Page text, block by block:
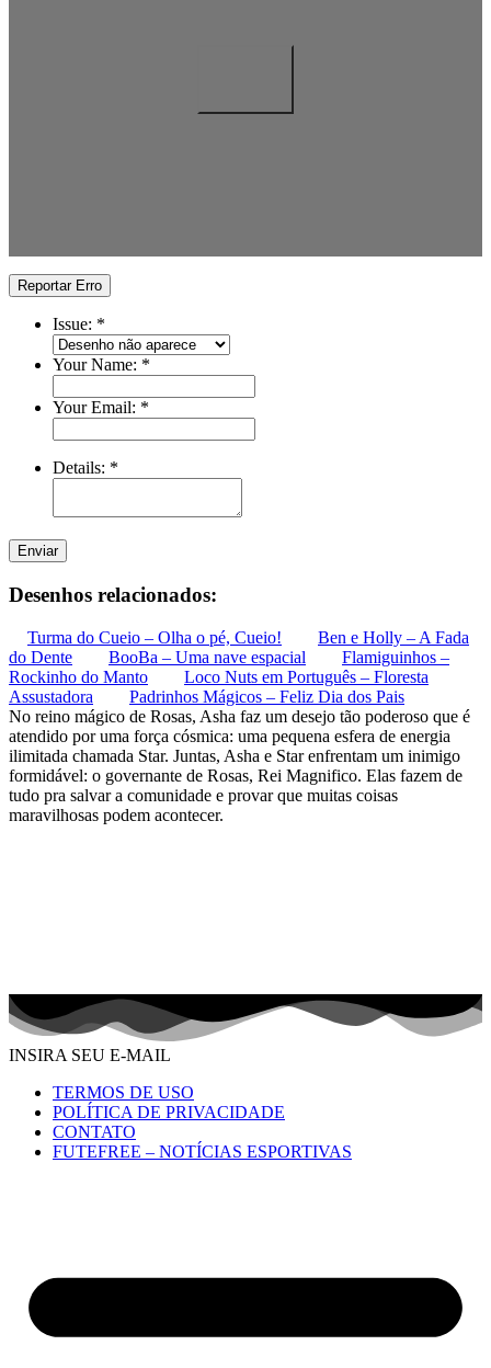
Reportar Erro
Issue: *
Your Name: *
Your Email: *
Details: *
Enviar
Desenhos relacionados:
Turma do Cueio – Olha o pé, Cueio!
Ben e Holly – A Fada
do Dente
BooBa – Uma nave espacial
Flamiguinhos –
Rockinho do Manto
Loco Nuts em Português – Floresta
Assustadora
Padrinhos Mágicos – Feliz Dia dos Pais
No reino mágico de Rosas, Asha faz um desejo tão poderoso que é
atendido por uma força cósmica: uma pequena esfera de energia
ilimitada chamada Star. Juntas, Asha e Star enfrentam um inimigo
formidável: o governante de Rosas, Rei Magnifico. Elas fazem de
tudo pra salvar a comunidade e provar que muitas coisas
maravilhosas podem acontecer.
INSIRA SEU E-MAIL
TERMOS DE USO
POLÍTICA DE PRIVACIDADE
CONTATO
FUTEFREE – NOTÍCIAS ESPORTIVAS